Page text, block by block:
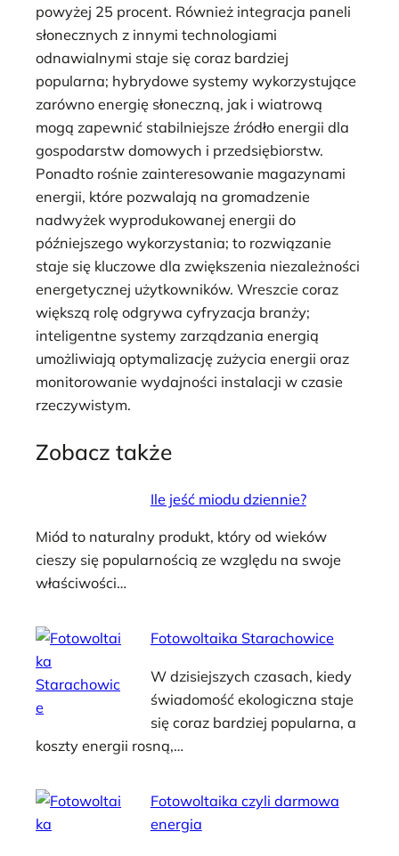
powyżej 25 procent. Również integracja paneli
słonecznych z innymi technologiami
odnawialnymi staje się coraz bardziej
popularna; hybrydowe systemy wykorzystujące
zarówno energię słoneczną, jak i wiatrową
mogą zapewnić stabilniejsze źródło energii dla
gospodarstw domowych i przedsiębiorstw.
Ponadto rośnie zainteresowanie magazynami
energii, które pozwalają na gromadzenie
nadwyżek wyprodukowanej energii do
późniejszego wykorzystania; to rozwiązanie
staje się kluczowe dla zwiększenia niezależności
energetycznej użytkowników. Wreszcie coraz
większą rolę odgrywa cyfryzacja branży;
inteligentne systemy zarządzania energią
umożliwiają optymalizację zużycia energii oraz
monitorowanie wydajności instalacji w czasie
rzeczywistym.
Zobacz także
Ile jeść miodu dziennie?
Miód to naturalny produkt, który od wieków
cieszy się popularnością ze względu na swoje
właściwości…
Fotowoltaika Starachowice
W dzisiejszych czasach, kiedy
świadomość ekologiczna staje
się coraz bardziej popularna, a
koszty energii rosną,…
Fotowoltaika czyli darmowa
energia